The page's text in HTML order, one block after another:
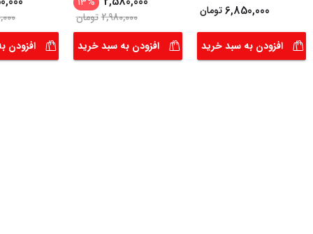
6,850,000 تومان
افزودن به سبد خرید
2,980,000تومان
افزودن به سبد خرید
افزودن